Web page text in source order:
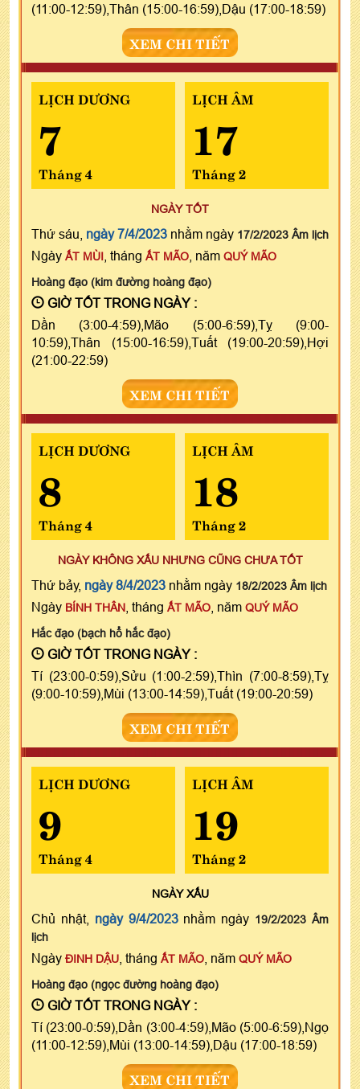
(11:00-12:59),Thân (15:00-16:59),Dậu (17:00-18:59)
XEM CHI TIẾT
LỊCH DƯƠNG
7
Tháng 4
LỊCH ÂM
17
Tháng 2
NGÀY TỐT
Thứ sáu, ngày 7/4/2023 nhằm ngày 17/2/2023 Âm lịch
Ngày ẤT MÙI , tháng ẤT MÃO , năm QUÝ MÃO
Hoàng đạo (kim đường hoàng đạo)
GIỜ TỐT TRONG NGÀY :
Dần (3:00-4:59),Mão (5:00-6:59),Tỵ (9:00-
10:59),Thân (15:00-16:59),Tuất (19:00-20:59),Hợi
(21:00-22:59)
XEM CHI TIẾT
LỊCH DƯƠNG
8
Tháng 4
LỊCH ÂM
18
Tháng 2
NGÀY KHÔNG XẤU NHƯNG CŨNG CHƯA TỐT
Thứ bảy, ngày 8/4/2023 nhằm ngày 18/2/2023 Âm lịch
Ngày BÍNH THÂN , tháng ẤT MÃO , năm QUÝ MÃO
Hắc đạo (bạch hổ hắc đạo)
GIỜ TỐT TRONG NGÀY :
Tí (23:00-0:59),Sửu (1:00-2:59),Thìn (7:00-8:59),Tỵ
(9:00-10:59),Mùi (13:00-14:59),Tuất (19:00-20:59)
XEM CHI TIẾT
LỊCH DƯƠNG
9
Tháng 4
LỊCH ÂM
19
Tháng 2
NGÀYXẤU
Chủ nhật, ngày 9/4/2023nhằm ngày 19/2/2023 Âm
lịch
Ngày ĐINH DẬU , tháng ẤT MÃO , năm QUÝ MÃO
Hoàng đạo (ngọc đường hoàng đạo)
GIỜ TỐT TRONG NGÀY :
Tí (23:00-0:59),Dần (3:00-4:59),Mão (5:00-6:59),Ngọ
(11:00-12:59),Mùi (13:00-14:59),Dậu (17:00-18:59)
XEM CHI TIẾT